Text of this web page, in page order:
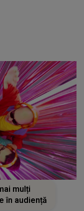
mulți
în audiență